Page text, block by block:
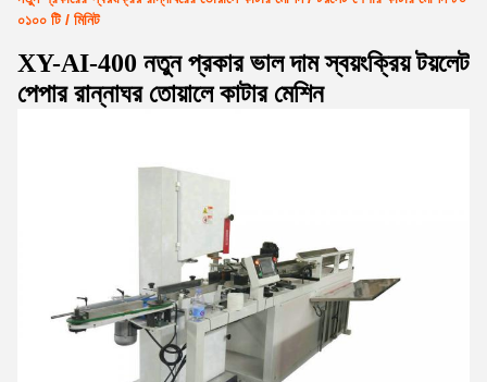
০১০০ টি / মিনিট
XY-AI-400 নতুন প্রকার ভাল দাম স্বয়ংক্রিয় টয়লেট
পেপার রান্নাঘর তোয়ালে কাটার মেশিন